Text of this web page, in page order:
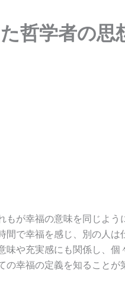
哲学者の思
もが幸福の意味を同じよう
間で幸福を感じ、別の人は
味や充実感にも関係し、個
の幸福の定義を知ることが